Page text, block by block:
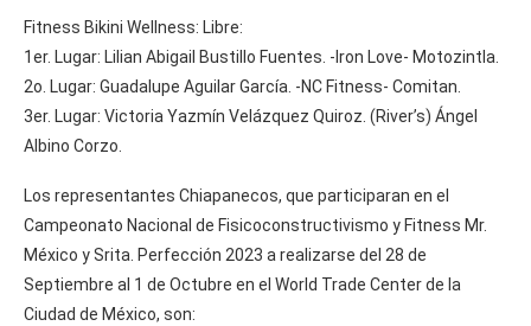
Fitness Bikini Wellness: Libre:
1er. Lugar: Lilian Abigail Bustillo Fuentes. -Iron Love- Motozintla.
2o. Lugar: Guadalupe Aguilar García. -NC Fitness- Comitan.
3er. Lugar: Victoria Yazmín Velázquez Quiroz. (River’s) Ángel
Albino Corzo.
Los representantes Chiapanecos, que participaran en el
Campeonato Nacional de Fisicoconstructivismo y Fitness Mr.
México y Srita. Perfección 2023 a realizarse del 28 de
Septiembre al 1 de Octubre en el World Trade Center de la
Ciudad de México, son: